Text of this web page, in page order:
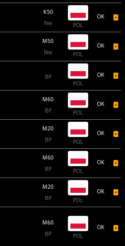
K50
Nw
POL
OK
M50
Nw
POL
OK
BP
POL
OK
M60
BP
POL
OK
M20
BP
POL
OK
M60
BP
POL
OK
M20
BP
POL
OK
M60
BP
POL
OK